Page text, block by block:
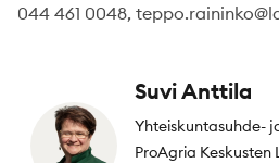
044 461 0048,
Suvi Anttila
Yhteiskuntasuhde-
ProAgria Keskusten